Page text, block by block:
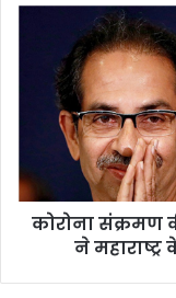
कोरोना संक्रमण
ने